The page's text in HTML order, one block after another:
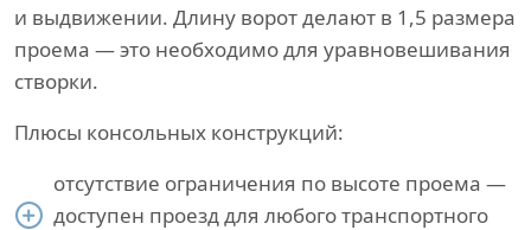
и выдвижении. Длину ворот делают в 1,5 размера
проема — это необходимо для уравновешивания
створки.
Плюсы консольных конструкций:
отсутствие ограничения по высоте проема —
доступен проезд для любого транспортного